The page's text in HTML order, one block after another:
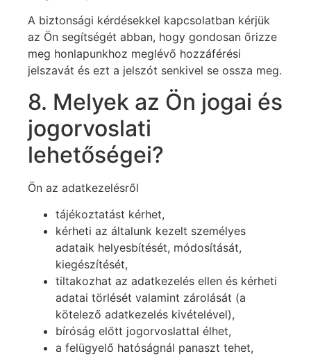
A biztonsági kérdésekkel kapcsolatban kérjük
az Ön segítségét abban, hogy gondosan őrizze
meg honlapunkhoz meglévő hozzáférési
jelszavát és ezt a jelszót senkivel se ossza meg.
8. Melyek az Ön jogai és
jogorvoslati
lehetőségei?
Ön az adatkezelésről
tájékoztatást kérhet,
kérheti az általunk kezelt személyes
adataik helyesbítését, módosítását,
kiegészítését,
tiltakozhat az adatkezelés ellen és kérheti
adatai törlését valamint zárolását (a
kötelező adatkezelés kivételével),
bíróság előtt jogorvoslattal élhet,
a felügyelő hatóságnál panaszt tehet,